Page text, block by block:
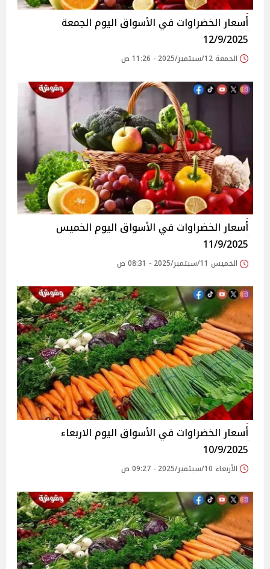
أسعار الخضراوات في الأسواق‎‎ اليوم الجمعة
12/9/2025
الجمعة 12/سبتمبر/2025 - 11:26 ص
أسعار الخضراوات في الأسواق‎‎ اليوم الخميس
11/9/2025
الخميس 11/سبتمبر/2025 - 08:31 ص
أسعار الخضراوات في الأسواق‎‎ اليوم الاربعاء
10/9/2025
الأربعاء 10/سبتمبر/2025 - 09:27 ص